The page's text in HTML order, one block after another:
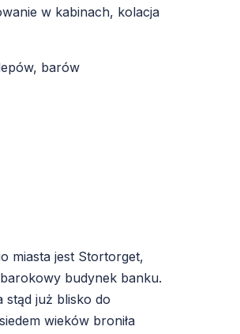
w kabinach, kolacja
barów
miasta jest Stortorget,
budynek banku.
stąd już blisko do
wieków broniła